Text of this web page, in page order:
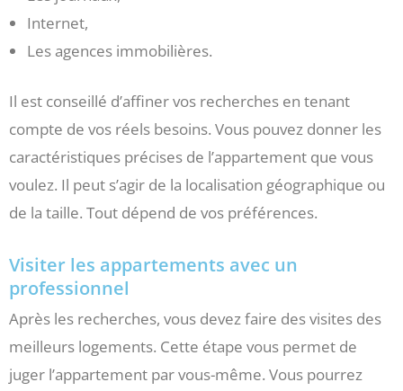
Internet,
Les agences immobilières.
Il est conseillé d’affiner vos recherches en tenant
compte de vos réels besoins. Vous pouvez donner les
caractéristiques précises de l’appartement que vous
voulez. Il peut s’agir de la localisation géographique ou
de la taille. Tout dépend de vos préférences.
Visiter les appartements avec un
professionnel
Après les recherches, vous devez faire des visites des
meilleurs logements. Cette étape vous permet de
juger l’appartement par vous-même. Vous pourrez